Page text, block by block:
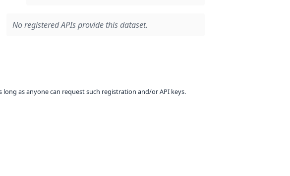
No registered APIs provide this dataset.
as anyone can request such registration and/or API keys.